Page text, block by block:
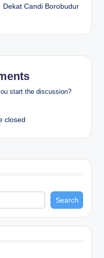
Dekat Candi Borobudur
start the discussion?
closed
Search